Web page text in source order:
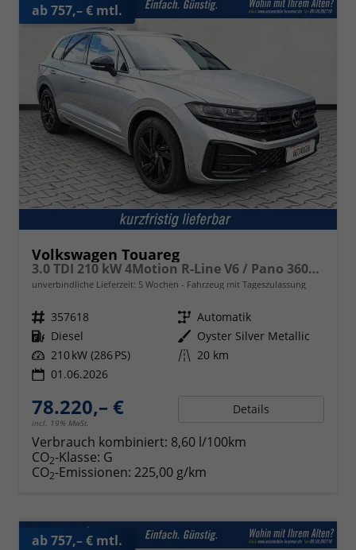
ab 757,– € mtl.
Volkswagen Touareg
3.0 TDI 210 kW 4Motion R-Line V6 / Pano 360Grad
unverbindliche Lieferzeit: 5 Wochen Fahrzeug mit Tageszulassung
Fahrzeugnr. 357618 Getriebe Automatik
Kraftstoff Diesel Außenfarbe Oyster Silver Metallic
Leistung 210 kW (286 PS) Kilometerstand 20 km
01.06.2026
78.220,– €
incl. 19% MwSt.
Details
Verbrauch kombiniert: 8,60 l/100km
CO2-Klasse: G
CO2-Emissionen: 225,00 g/km
ab 757,– € mtl.